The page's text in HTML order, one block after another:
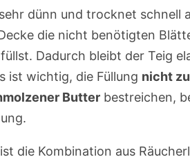
dünn und trocknet schnell
die nicht benötigten
Dadurch bleibt der Teig
ist wichtig, die Füllung nicht
Butter bestreichen,
ist die Kombination aus